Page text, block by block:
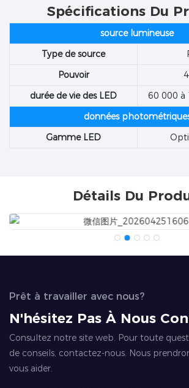
Spécifications Du
source lumineuse
Type de source
Pouvoir
durée de vie des LED
60 000 à
données
Gamme LED
Détails Du
Prêt à travailler avec nous?
N'hésitez Pas À Nous
Consultez notre site web. Pour toute
de conseils, contactez-nous. Nous
vous aider.